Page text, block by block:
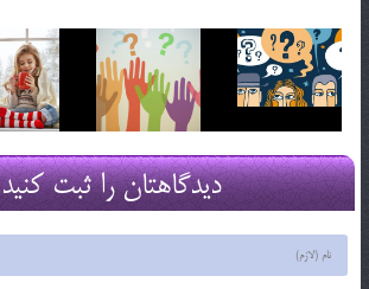
دیدگاهتان را ثبت کنید